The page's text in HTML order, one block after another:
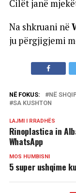
Cilët janë
Na shkruani në
ju përgjigjemi
NË FOKUS: NË
SA KUSHTON
LAJMI I RRADHËS
Rinoplastica in
WhatsApp
MOS HUMBISNI
5 super ushqime